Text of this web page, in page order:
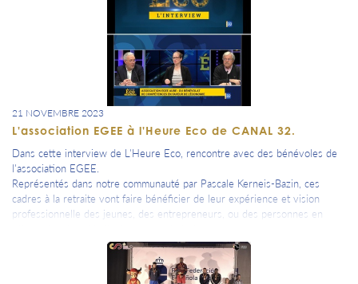
21 NOVEMBRE 2023
L'association EGEE à l'Heure Eco de CANAL 32.
Dans cette interview de L'Heure Eco, rencontre avec des bénévoles de
l'association EGEE.
Représentés dans notre communauté par Pascale Kerneis-Bazin, ces
cadres à la retraite vont faire bénéficier de leur expérience et vision
professionnelle des jeunes, des entrepreneurs, ou des personnes en